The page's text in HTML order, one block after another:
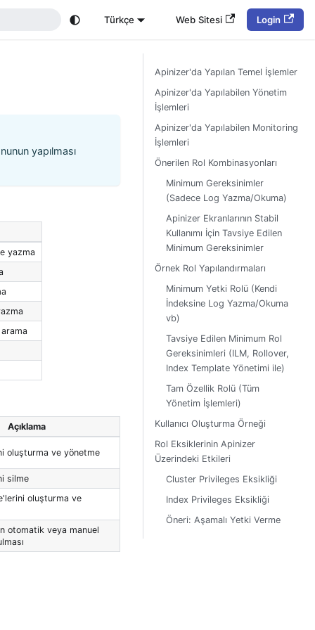
Türkçe Web Sitesi Login
yapılması
yazma
Açıklama
oluşturma ve yönetme
silme
oluşturma ve
otomatik veya manuel
Apinizer'da Yapılan Temel İşlemler
Apinizer'da Yapılabilen Yönetim
İşlemleri
Apinizer'da Yapılabilen Monitoring
İşlemleri
Önerilen Rol Kombinasyonları
Minimum Gereksinimler
(Sadece Log Yazma/Okuma)
Apinizer Ekranlarının Stabil
Kullanımı İçin Tavsiye Edilen
Minimum Gereksinimler
Örnek Rol Yapılandırmaları
Minimum Yetki Rolü (Kendi
İndeksine Log Yazma/Okuma
vb)
Tavsiye Edilen Minimum Rol
Gereksinimleri (ILM, Rollover,
Index Template Yönetimi ile)
Tam Özellik Rolü (Tüm
Yönetim İşlemleri)
Kullanıcı Oluşturma Örneği
Rol Eksiklerinin Apinizer
Üzerindeki Etkileri
Cluster Privileges Eksikliği
Index Privileges Eksikliği
Öneri: Aşamalı Yetki Verme